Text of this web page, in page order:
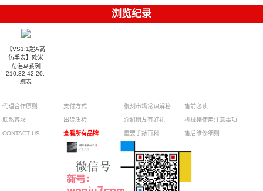
浏览纪录
【VS1:1超A高
仿手表】欧米
茄海马系列
210.32.42.20.01.001
腕表
代理合作原则
联系客服
CONTACT US
支付方式
出货质检
查看所有品牌
復刻市场常识解秘
介绍朋友有好礼
重要手錶百科
售前必读
机械錶使用注意事项
售后维修细则